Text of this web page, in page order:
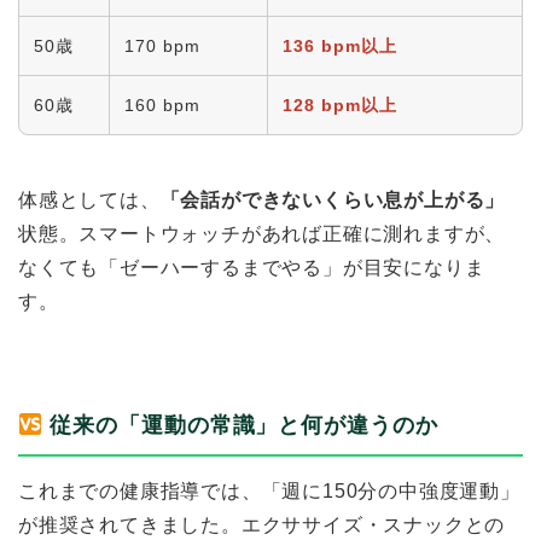
50歳 170 bpm 136 bpm以上
60歳 160 bpm 128 bpm以上
体感としては、
「会話ができないくらい息が上がる」
状態。スマートウォッチがあれば正確に測れますが、
なくても「ゼーハーするまでやる」が目安になりま
す。
従来の「運動の常識」と何が違うのか
これまでの健康指導では、「週に150分の中強度運動」
が推奨されてきました。エクササイズ・スナックとの